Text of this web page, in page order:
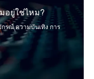
bring your vision to
passion, an
American hospitality,
อยู่ใช่ไหม?
รณ์ ความบันเทิง การ